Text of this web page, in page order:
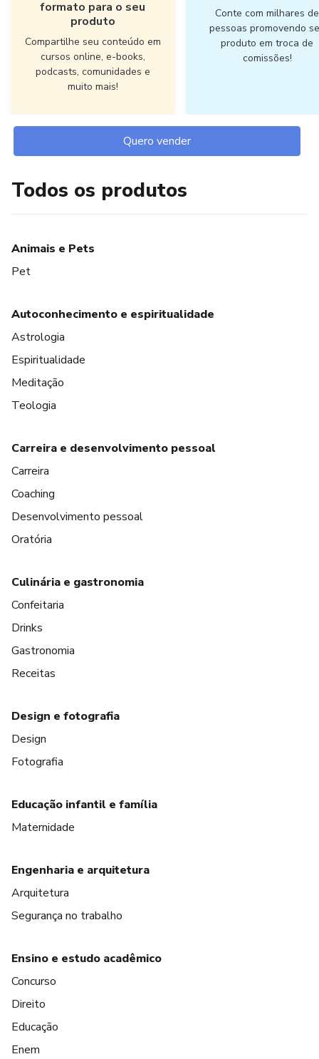
formato para o seu
produto
Compartilhe seu conteúdo em
cursos online, e-books,
podcasts, comunidades e
muito mais!
Conte com milhares de
pessoas promovendo
produto em troca de
comissões!
Quero vender
Todos os produtos
Animais e Pets
Pet
Autoconhecimento e espiritualidade
Astrologia
Espiritualidade
Meditação
Teologia
Carreira e desenvolvimento pessoal
Carreira
Coaching
Desenvolvimento pessoal
Oratória
Culinária e gastronomia
Confeitaria
Drinks
Gastronomia
Receitas
Design e fotografia
Design
Fotografia
Educação infantil e família
Maternidade
Engenharia e arquitetura
Arquitetura
Segurança no trabalho
Ensino e estudo acadêmico
Concurso
Direito
Educação
Enem